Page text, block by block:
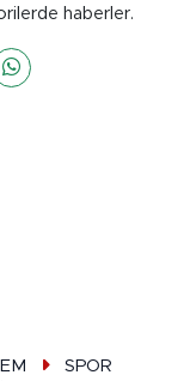
haberler.
SPOR